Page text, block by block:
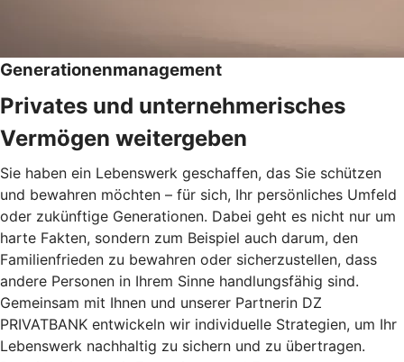
Generationenmanagement
Privates und unternehmerisches
Vermögen weitergeben
Sie haben ein Lebenswerk geschaffen, das Sie schützen
und bewahren möchten – für sich, Ihr persönliches Umfeld
oder zukünftige Generationen. Dabei geht es nicht nur um
harte Fakten, sondern zum Beispiel auch darum, den
Familienfrieden zu bewahren oder sicherzustellen, dass
andere Personen in Ihrem Sinne handlungsfähig sind.
Gemeinsam mit Ihnen und unserer Partnerin DZ
PRIVATBANK entwickeln wir individuelle Strategien, um Ihr
Lebenswerk nachhaltig zu sichern und zu übertragen.